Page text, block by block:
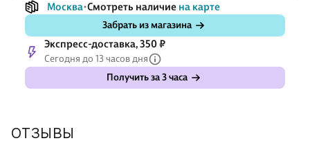
Москва Смотреть наличие на карте
Забрать из магазина
Экспресс-доставка, 350 ₽
Сегодня до 13 часов дня
Получить за 3 часа
ОТЗЫВЫ